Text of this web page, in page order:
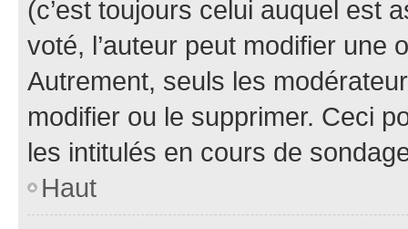
(c’est toujours celui auquel est
voté, l’auteur peut modifier une
Autrement, seuls les
modifier ou le supprimer. Ceci
les intitulés en cours de
Haut